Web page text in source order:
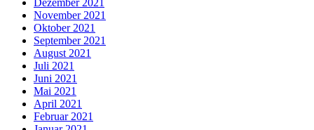
November 2021
Oktober 2021
September 2021
August 2021
Juli 2021
Juni 2021
Mai 2021
April 2021
Februar 2021